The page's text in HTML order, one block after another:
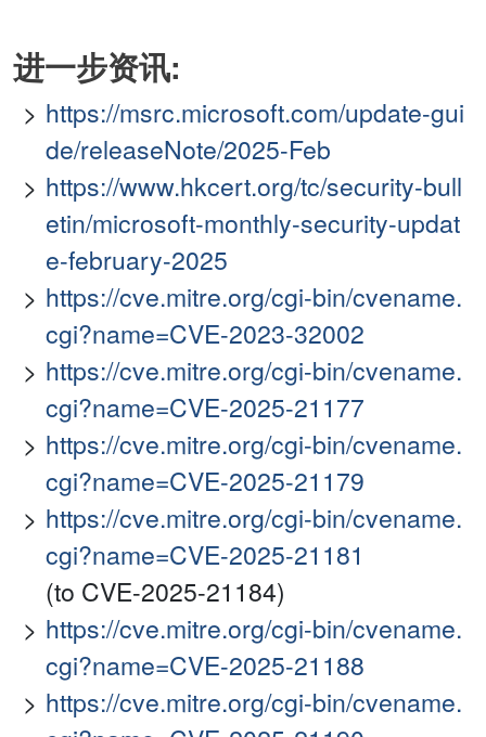
进一步资讯:
https://msrc.microsoft.com/update-gui
de/releaseNote/2025-Feb
https://www.hkcert.org/tc/security-bull
etin/microsoft-monthly-security-updat
e-february-2025
https://cve.mitre.org/cgi-bin/cvename.
cgi?name=CVE-2023-32002
https://cve.mitre.org/cgi-bin/cvename.
cgi?name=CVE-2025-21177
https://cve.mitre.org/cgi-bin/cvename.
cgi?name=CVE-2025-21179
https://cve.mitre.org/cgi-bin/cvename.
cgi?name=CVE-2025-21181
(to CVE-2025-21184)
https://cve.mitre.org/cgi-bin/cvename.
cgi?name=CVE-2025-21188
https://cve.mitre.org/cgi-bin/cvename.